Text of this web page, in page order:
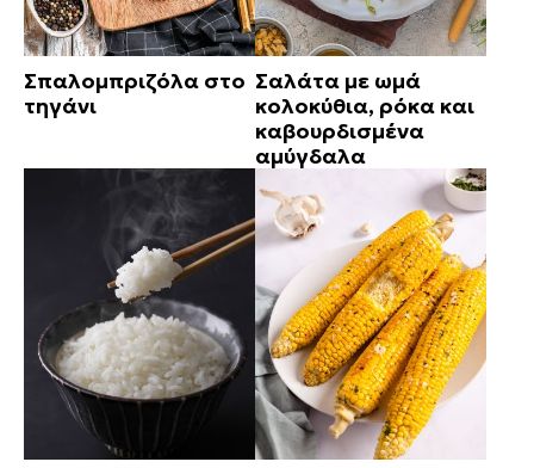
Σπαλομπριζόλα στο
τηγάνι
Σαλάτα με ωμά
κολοκύθια, ρόκα και
καβουρδισμένα
αμύγδαλα